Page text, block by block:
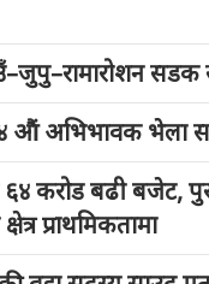
सडक
औं अभिभावक भेला
करोड बढी बजेट,
प्राथमिकतामा